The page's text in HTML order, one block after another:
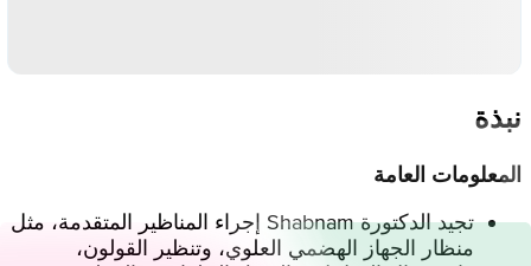
نبذة
المعلومات العامة
تجيد الدكتورة Shabnam إجراء المناظير المتقدمة، مثل
منظار الجهاز الهضمي العلوي، وتنظير القولون،